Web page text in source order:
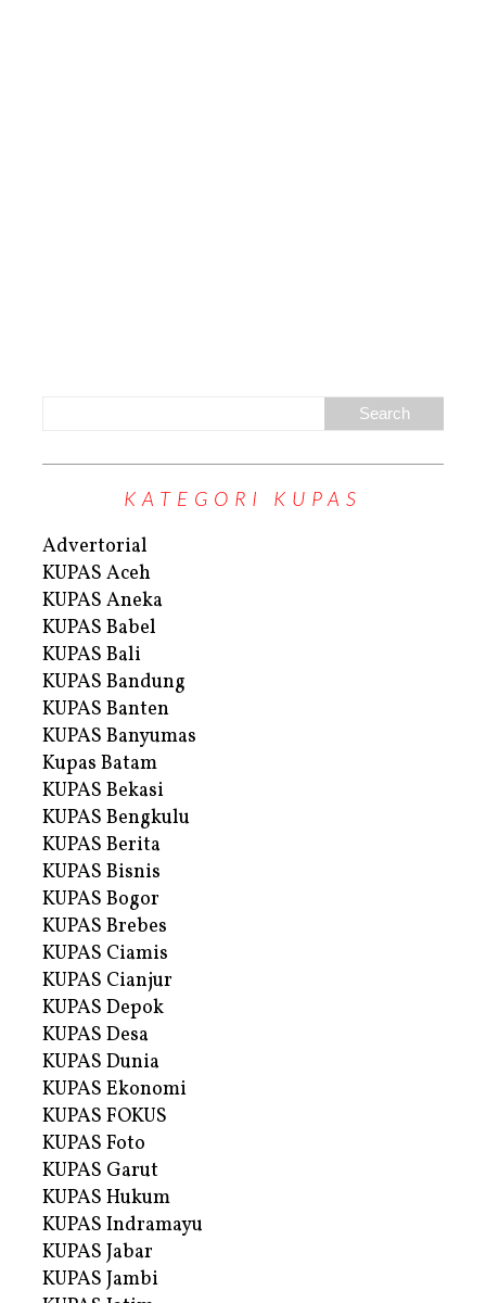
KATEGORI KUPAS
Advertorial
KUPAS Aceh
KUPAS Aneka
KUPAS Babel
KUPAS Bali
KUPAS Bandung
KUPAS Banten
KUPAS Banyumas
Kupas Batam
KUPAS Bekasi
KUPAS Bengkulu
KUPAS Berita
KUPAS Bisnis
KUPAS Bogor
KUPAS Brebes
KUPAS Ciamis
KUPAS Cianjur
KUPAS Depok
KUPAS Desa
KUPAS Dunia
KUPAS Ekonomi
KUPAS FOKUS
KUPAS Foto
KUPAS Garut
KUPAS Hukum
KUPAS Indramayu
KUPAS Jabar
KUPAS Jambi